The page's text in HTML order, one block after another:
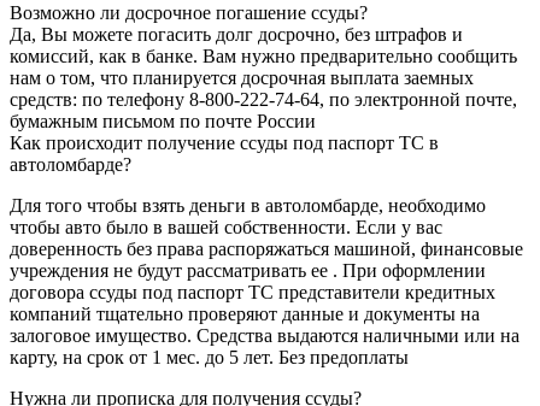
Возможно ли досрочное погашение ссуды?
Да, Вы можете погасить долг досрочно, без штрафов и
комиссий, как в банке. Вам нужно предварительно сообщить
нам о том, что планируется досрочная выплата заемных
средств: по телефону 8-800-222-74-64, по электронной почте,
бумажным письмом по почте России
Как происходит получение ссуды под паспорт ТС в
автоломбарде?
Для того чтобы взять деньги в автоломбарде, необходимо
чтобы авто было в вашей собственности. Если у вас
доверенность без права распоряжаться машиной, финансовые
учреждения не будут рассматривать ее . При оформлении
договора ссуды под паспорт ТС представители кредитных
компаний тщательно проверяют данные и документы на
залоговое имущество. Средства выдаются наличными или на
карту, на срок от 1 мес. до 5 лет. Без предоплаты
Нужна ли прописка для получения ссуды?